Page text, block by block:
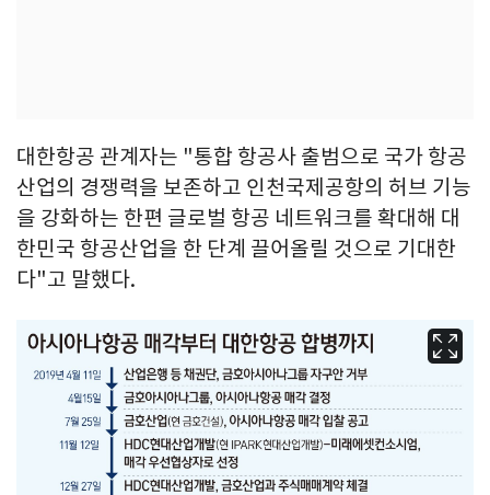
대한항공 관계자는 "통합 항공사 출범으로 국가 항공
산업의 경쟁력을 보존하고 인천국제공항의 허브 기능
을 강화하는 한편 글로벌 항공 네트워크를 확대해 대
한민국 항공산업을 한 단계 끌어올릴 것으로 기대한
다"고 말했다.